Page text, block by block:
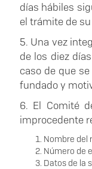
días hábiles
el trámite de
5. Una vez
de los diez
caso de que
fundado y
6. El Comité
improcedente
Nombre del
Número de
Datos de la